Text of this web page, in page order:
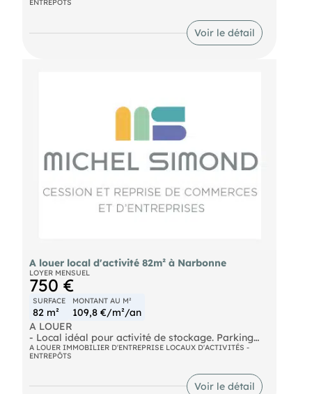
en attentes, parking, accès PL. Dossier sur
ENTREPÔTS
Voir le détail
A louer local d'activité 82m² à Narbonne
LOYER MENSUEL
750 €
SURFACE
82 m²
MONTANT AU M²
109,8 €/m²/an
A LOUER
- Local idéal pour activité de stockage. Parking
privatif, hauteur utile généreuse, accès PL,
enceinte clôturée et sécurisée. Gaines et fluides en
A LOUER IMMOBILIER D'ENTREPRISE LOCAUX D'ACTIVITÉS -
ENTREPÔTS
Voir le détail